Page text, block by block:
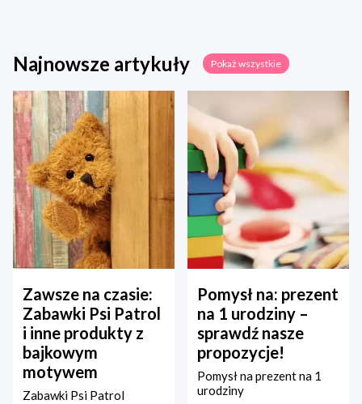
Najnowsze artykuły Pokaż wszystkie
Zawsze na czasie:
Zabawki Psi Patrol
i inne produkty z
bajkowym
motywem
Zabawki Psi Patrol
Pomysł na: prezent
na 1 urodziny –
sprawdź nasze
propozycje!
Pomysł na prezent na 1
urodziny